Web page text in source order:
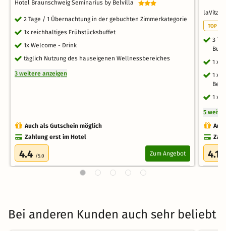
Hotel Braunschweig Seminarius by Belvilla
2 Tage / 1 Übernachtung in der gebuchten Zimmerkategorie
1x reichhaltiges Frühstücksbuffet
1x Welcome - Drink
täglich Nutzung des hauseigenen Wellnessbereiches
3 weitere anzeigen
Auch als Gutschein möglich
Zahlung erst im Hotel
4.4 /5.0 Zum Angebot
laVital
TOP
3
1 x
1 x
1 x
5
4.1
Bei anderen Kunden auch sehr beliebt